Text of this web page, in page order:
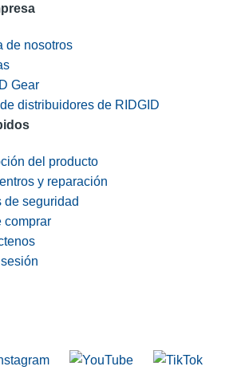
de nosotros
Gear
distribuidores de RIDGID
del producto
y reparación
de seguridad
comprar